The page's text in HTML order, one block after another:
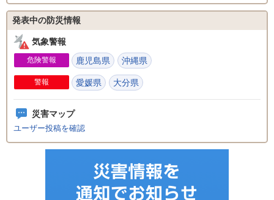
発表中の防災情報
気象警報
危険警報 鹿児島県 沖縄県
警報 愛媛県 大分県
災害マップ
ユーザー投稿を確認